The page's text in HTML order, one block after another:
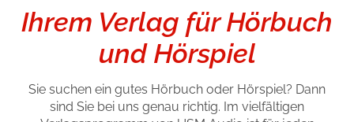
Ihrem Verlag für Hörbuch
und Hörspiel
Sie suchen ein gutes Hörbuch oder Hörspiel? Dann
sind Sie bei uns genau richtig. Im vielfältigen